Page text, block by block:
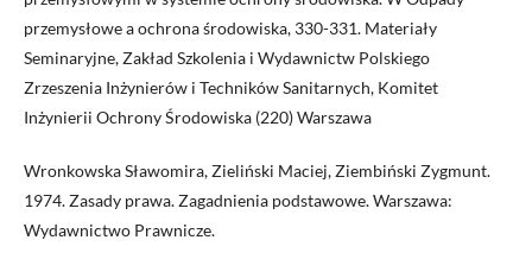
przemysłowe a ochrona środowiska, 330-331. Materiały
Seminaryjne, Zakład Szkolenia i Wydawnictw Polskiego
Zrzeszenia Inżynierów i Techników Sanitarnych, Komitet
Inżynierii Ochrony Środowiska (220) Warszawa
Wronkowska Sławomira, Zieliński Maciej, Ziembiński Zygmunt.
1974. Zasady prawa. Zagadnienia podstawowe. Warszawa:
Wydawnictwo Prawnicze.